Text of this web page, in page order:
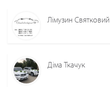
Лімузин Святковий
Діма Ткачук